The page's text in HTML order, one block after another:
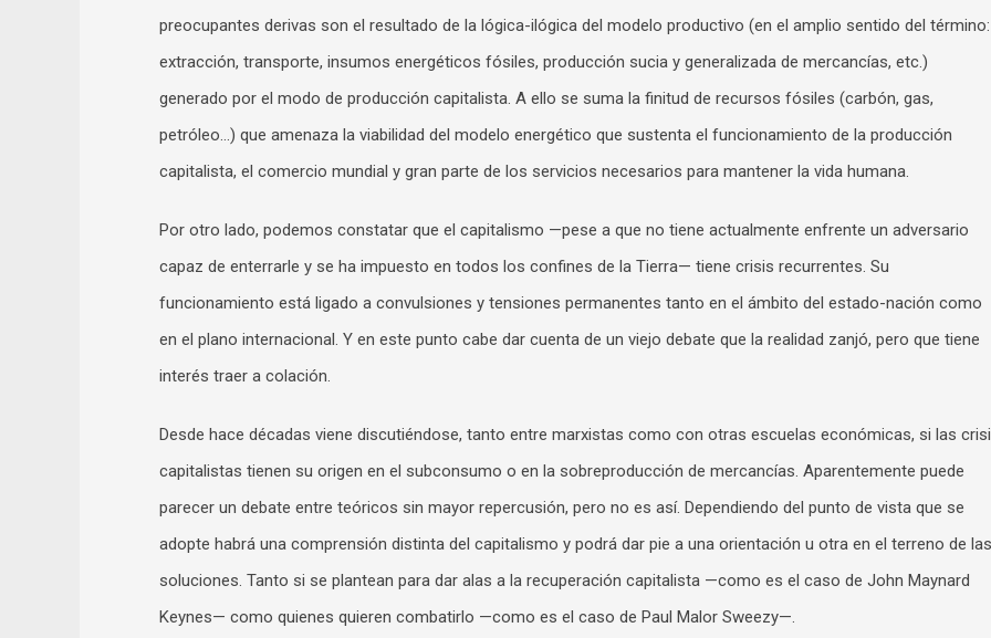
preocupantes derivas son el resultado de la lógica-ilógica del modelo productivo (en el amplio sentido del término:
extracción, transporte, insumos energéticos fósiles, producción sucia y generalizada de mercancías, etc.)
generado por el modo de producción capitalista. A ello se suma la finitud de recursos fósiles (carbón, gas,
petróleo…) que amenaza la viabilidad del modelo energético que sustenta el funcionamiento de la producción
capitalista, el comercio mundial y gran parte de los servicios necesarios para mantener la vida humana.
Por otro lado, podemos constatar que el capitalismo —pese a que no tiene actualmente enfrente un adversario
capaz de enterrarle y se ha impuesto en todos los confines de la Tierra— tiene crisis recurrentes. Su
funcionamiento está ligado a convulsiones y tensiones permanentes tanto en el ámbito del estado-nación como
en el plano internacional. Y en este punto cabe dar cuenta de un viejo debate que la realidad zanjó, pero que tiene
interés traer a colación.
Desde hace décadas viene discutiéndose, tanto entre marxistas como con otras escuelas económicas, si las
capitalistas tienen su origen en el subconsumo o en la sobreproducción de mercancías. Aparentemente puede
parecer un debate entre teóricos sin mayor repercusión, pero no es así. Dependiendo del punto de vista que se
adopte habrá una comprensión distinta del capitalismo y podrá dar pie a una orientación u otra en el terreno de las
soluciones. Tanto si se plantean para dar alas a la recuperación capitalista —como es el caso de John Maynard
Keynes— como quienes quieren combatirlo —como es el caso de Paul Malor Sweezy—.